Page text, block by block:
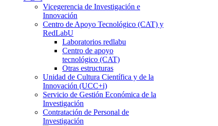
Vicegerencia de Investigación e
Innovación
Centro de Apoyo Tecnológico (CAT) y
RedLabU
Laboratorios redlabu
Centro de apoyo
tecnológico (CAT)
Otras estructuras
Unidad de Cultura Científica y de la
Innovación (UCC+i)
Servicio de Gestión Económica de la
Investigación
Contratación de Personal de
Investigación